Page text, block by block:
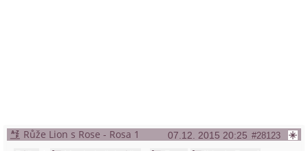
07.12. 2015 20:25 #28123
Růže Lion s Rose - Rosa 1